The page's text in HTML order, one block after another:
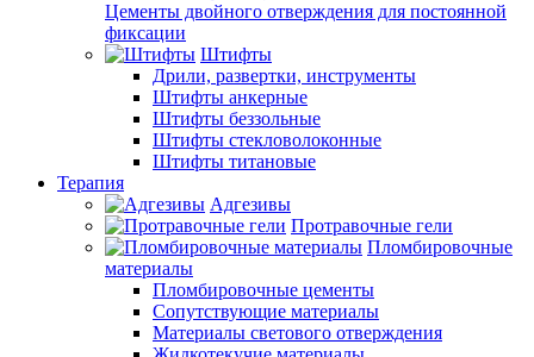
Цементы двойного отверждения для постоянной
фиксации
Штифты
Дрили, развертки, инструменты
Штифты анкерные
Штифты беззольные
Штифты стекловолоконные
Штифты титановые
Терапия
Адгезивы
Протравочные гели
Пломбировочные
материалы
Пломбировочные цементы
Сопутствующие материалы
Материалы светового отверждения